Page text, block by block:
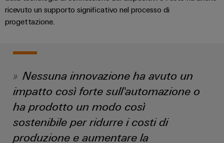
requisiti
Costruzione
di
quadri
elettrici
Soluzioni
per
Sistemi
e
Soluzioni
di
gestione
energetica
distribuzione
Moduli
relè
e
relè
Dati
tecnici
Riparazioni
e
ricambi
Corsi
e
rete
automazione
Find
your
IIoT
and
catalogo
Promozioni
Machinery
Infrastruttura
degli
first
ricevuto un supporto significativo nel processo di
progettazione.
Nessuna innovazione ha avuto un
impatto così forte sull'automazione o
ha prodotto un modo così
sostenibile per ridurre i costi di
produzione e aumentare la